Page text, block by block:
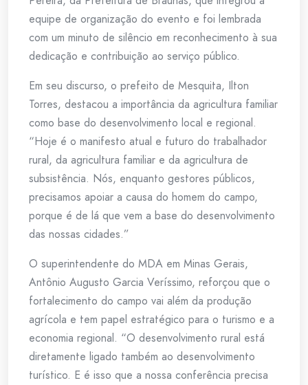
equipe de organização do evento e foi lembrada
com um minuto de silêncio em reconhecimento à sua
dedicação e contribuição ao serviço público.
Em seu discurso, o prefeito de Mesquita, Ilton
Torres, destacou a importância da agricultura familiar
como base do desenvolvimento local e regional.
“Hoje é o manifesto atual e futuro do trabalhador
rural, da agricultura familiar e da agricultura de
subsistência. Nós, enquanto gestores públicos,
precisamos apoiar a causa do homem do campo,
porque é de lá que vem a base do desenvolvimento
das nossas cidades.”
O superintendente do MDA em Minas Gerais,
Antônio Augusto Garcia Veríssimo, reforçou que o
fortalecimento do campo vai além da produção
agrícola e tem papel estratégico para o turismo e a
economia regional. “O desenvolvimento rural está
diretamente ligado também ao desenvolvimento
turístico. E é isso que a nossa conferência precisa